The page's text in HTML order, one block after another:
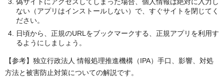
ない（アプリはインストールしない）で、すぐサイトを閉じてく
ださい。
日頃から、正規のURLをブックマークする、正規アプリを利用す
るようにしましょう。
【参考】独立行政法人 情報処理推進機構（IPA）手口、影響、対処
方法と被害防止対策についての解説です。